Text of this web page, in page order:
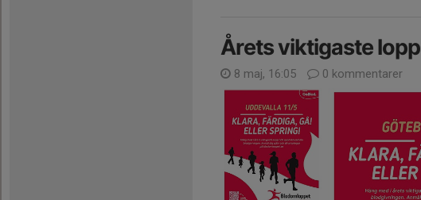
Årets viktigaste lopp
8 maj, 16:05 0 kommentarer